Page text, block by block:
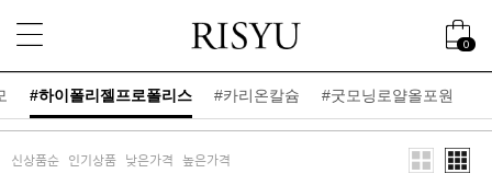
0
#하이폴리젤프로폴리스 #카리온칼슘 #굿모닝로얄올포원
신상품순 인기상품 낮은가격 높은가격